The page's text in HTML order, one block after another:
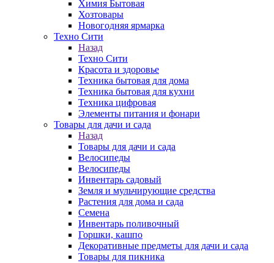
Химия Бытовая
Хозтовары
Новогодняя ярмарка
Техно Сити
Назад
Техно Сити
Красота и здоровье
Техника бытовая для дома
Техника бытовая для кухни
Техника цифровая
Элементы питания и фонари
Товары для дачи и сада
Назад
Товары для дачи и сада
Велосипеды
Велосипеды
Инвентарь садовый
Земля и мульчирующие средства
Растения для дома и сада
Семена
Инвентарь поливочный
Горшки, кашпо
Декоративные предметы для дачи и сада
Товары для пикника